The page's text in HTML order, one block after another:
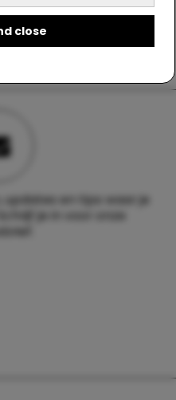
close
updates en tips waar je
je in voor onze